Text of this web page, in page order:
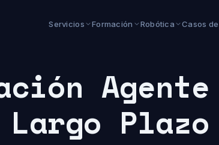
Servicios Formación Robótica Casos
Largo Plazo